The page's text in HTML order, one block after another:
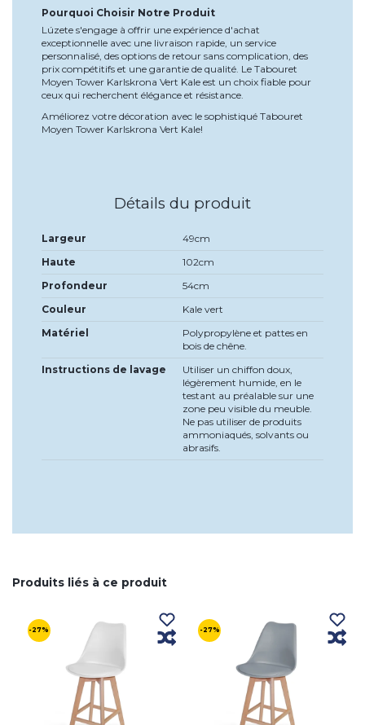
Pourquoi Choisir Notre Produit
Lúzete s'engage à offrir une expérience d'achat
exceptionnelle avec une livraison rapide, un service
personnalisé, des options de retour sans complication, des
prix compétitifs et une garantie de qualité. Le Tabouret
Moyen Tower Karlskrona Vert Kale est un choix fiable pour
ceux qui recherchent élégance et résistance.
Améliorez votre décoration avec le sophistiqué Tabouret
Moyen Tower Karlskrona Vert Kale!
Détails du produit
Largeur
49cm
Haute
102cm
Profondeur
54cm
Couleur
Kale vert
Matériel
Polypropylène et pattes en
bois de chêne.
Instructions de lavage
Utiliser un chiffon doux,
légèrement humide, en le
testant au préalable sur une
zone peu visible du meuble.
Ne pas utiliser de produits
ammoniaqués, solvants ou
abrasifs.
Produits liés à ce produit
-27% -27%